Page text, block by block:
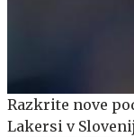
Razkrite nove
Lakersi v